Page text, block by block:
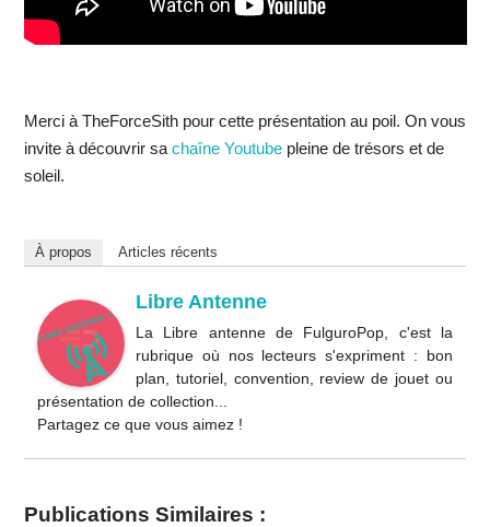
Merci à TheForceSith pour cette présentation au poil. On vous
invite à découvrir sa chaîne Youtubepleine de trésors et de
soleil.
À propos Articles récents
Libre Antenne
La Libre antenne de FulguroPop, c'est la
rubrique où nos lecteurs s'expriment : bon
plan, tutoriel, convention, review de jouet ou
présentation de collection...
Partagez ce que vous aimez !
Publications Similaires :